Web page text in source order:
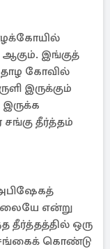
ஆகும். இங்குத்
தாழ கோவில்
இருக்கும்
இருக்க
சங்கு தீர்த்தம்
என்று
தீர்த்தத்தில் ஒரு
சங்கைக் கொண்டு